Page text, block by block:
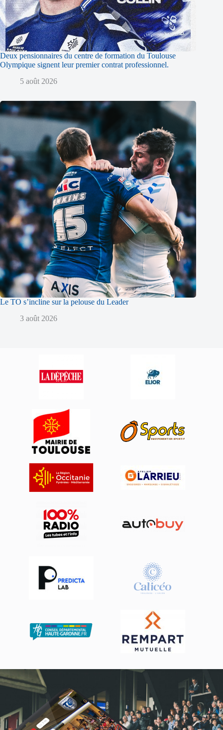
Deux pensionnaires du centre de formation du Toulouse
Olympique signent leur premier contrat professionnel.
5 août 2026
Le TO s’incline sur la pelouse du Leader
3 août 2026